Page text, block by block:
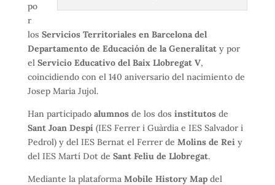
po
r
los Servicios Territoriales en Barcelona del
Departamento de Educación de la Generalitaty por
el Servicio Educativo del Baix Llobregat V,
coincidiendo con el 140 aniversario del nacimiento de
Josep Maria Jujol.
Han participado alumnosde los dos institutosde
Sant Joan Despí(IES Ferrer i Guàrdia e IES Salvador i
Pedrol) y del IES Bernat el Ferrer de Molins de Reiy
del IES Martí Dot de Sant Feliu de Llobregat.
Mediante la plataforma Mobile History Mapdel